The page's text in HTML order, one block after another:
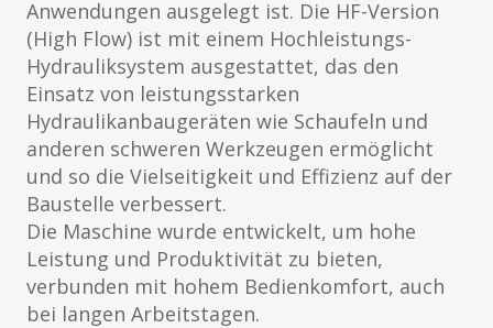
Anwendungen ausgelegt ist. Die HF-Version
(High Flow) ist mit einem Hochleistungs-
Hydrauliksystem ausgestattet, das den
Einsatz von leistungsstarken
Hydraulikanbaugeräten wie Schaufeln und
anderen schweren Werkzeugen ermöglicht
und so die Vielseitigkeit und Effizienz auf der
Baustelle verbessert.
Die Maschine wurde entwickelt, um hohe
Leistung und Produktivität zu bieten,
verbunden mit hohem Bedienkomfort, auch
bei langen Arbeitstagen.